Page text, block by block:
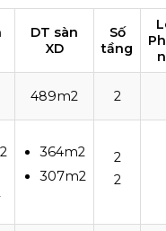
DT sàn
XD
Số
tầng
489m2 2
364m2
307m2
2
2